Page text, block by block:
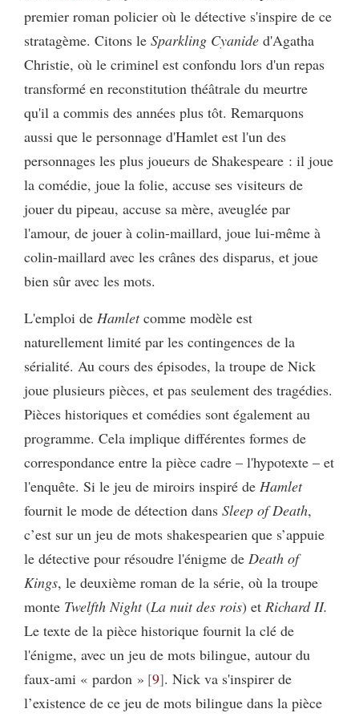
premier roman policier où le détective s'inspire de ce
stratagème. Citons le Sparkling Cyanide d'Agatha
Christie, où le criminel est confondu lors d'un repas
transformé en reconstitution théâtrale du meurtre
qu'il a commis des années plus tôt. Remarquons
aussi que le personnage d'Hamlet est l'un des
personnages les plus joueurs de Shakespeare : il joue
la comédie, joue la folie, accuse ses visiteurs de
jouer du pipeau, accuse sa mère, aveuglée par
l'amour, de jouer à colin-maillard, joue lui-même à
colin-maillard avec les crânes des disparus, et joue
bien sûr avec les mots.
L'emploi de Hamletcomme modèle est
naturellement limité par les contingences de la
sérialité. Au cours des épisodes, la troupe de Nick
joue plusieurs pièces, et pas seulement des tragédies.
Pièces historiques et comédies sont également au
programme. Cela implique différentes formes de
correspondance entre la pièce cadre – l'hypotexte – et
l'enquête. Si le jeu de miroirs inspiré de Hamlet
fournit le mode de détection dans Sleep of Death,
c’est sur un jeu de mots shakespearien que s’appuie
le détective pour résoudre l'énigme de Death of
Kings, le deuxième roman de la série, où la troupe
monte Twelfth Night(La nuit des rois) et Richard II.
Le texte de la pièce historique fournit la clé de
l'énigme, avec un jeu de mots bilingue, autour du
faux-ami « pardon » 9 . Nick va s'inspirer de
l’existence de ce jeu de mots bilingue dans la pièce